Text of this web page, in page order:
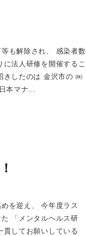
も解除され、 感染者数
法人研修を開催するこ
きしたのは 金沢市の ㈱
本マナ...
を迎え、 今年度ラス
「メンタルヘルス研
してお願いしている